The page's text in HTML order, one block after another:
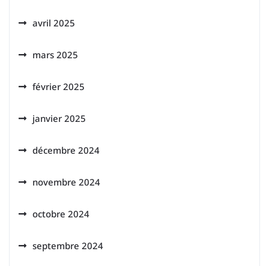
avril 2025
mars 2025
février 2025
janvier 2025
décembre 2024
novembre 2024
octobre 2024
septembre 2024